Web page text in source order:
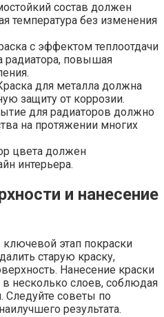
состав должен
температура без изменения
с эффектом теплоотдачи
радиатора, повышая
для металла должна
защиту от коррозии.
для радиаторов должно
на протяжении многих
цвета должен
интерьера.
и нанесение
ключевой этап покраски
старую краску,
Нанесение краски
несколько слоев, соблюдая
Следуйте советы по
результата.